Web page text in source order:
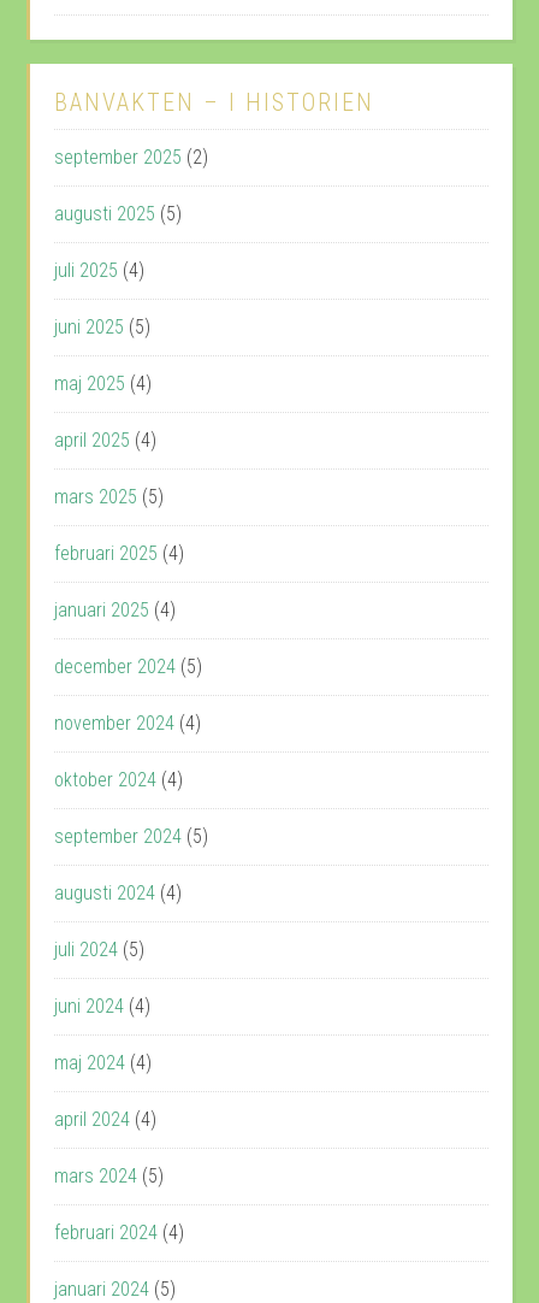
BANVAKTEN – I HISTORIEN
september 2025 (2)
augusti 2025 (5)
juli 2025 (4)
juni 2025 (5)
maj 2025 (4)
april 2025 (4)
mars 2025 (5)
februari 2025 (4)
januari 2025 (4)
december 2024 (5)
november 2024 (4)
oktober 2024 (4)
september 2024 (5)
augusti 2024 (4)
juli 2024 (5)
juni 2024 (4)
maj 2024 (4)
april 2024 (4)
mars 2024 (5)
februari 2024 (4)
januari 2024 (5)